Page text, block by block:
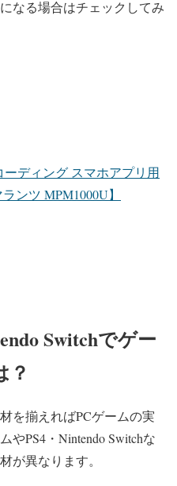
なる場合はチェックしてみ
ーディング スマホアプリ用
ンツ MPM1000U】
Switchでゲー
？
を揃えればPCゲームの実
やPS4・Nintendo Switchな
が異なります。